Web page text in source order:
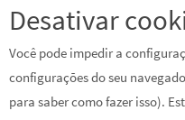
Desativar
Você pode impedir a
configurações do seu
para saber como fazer isso).